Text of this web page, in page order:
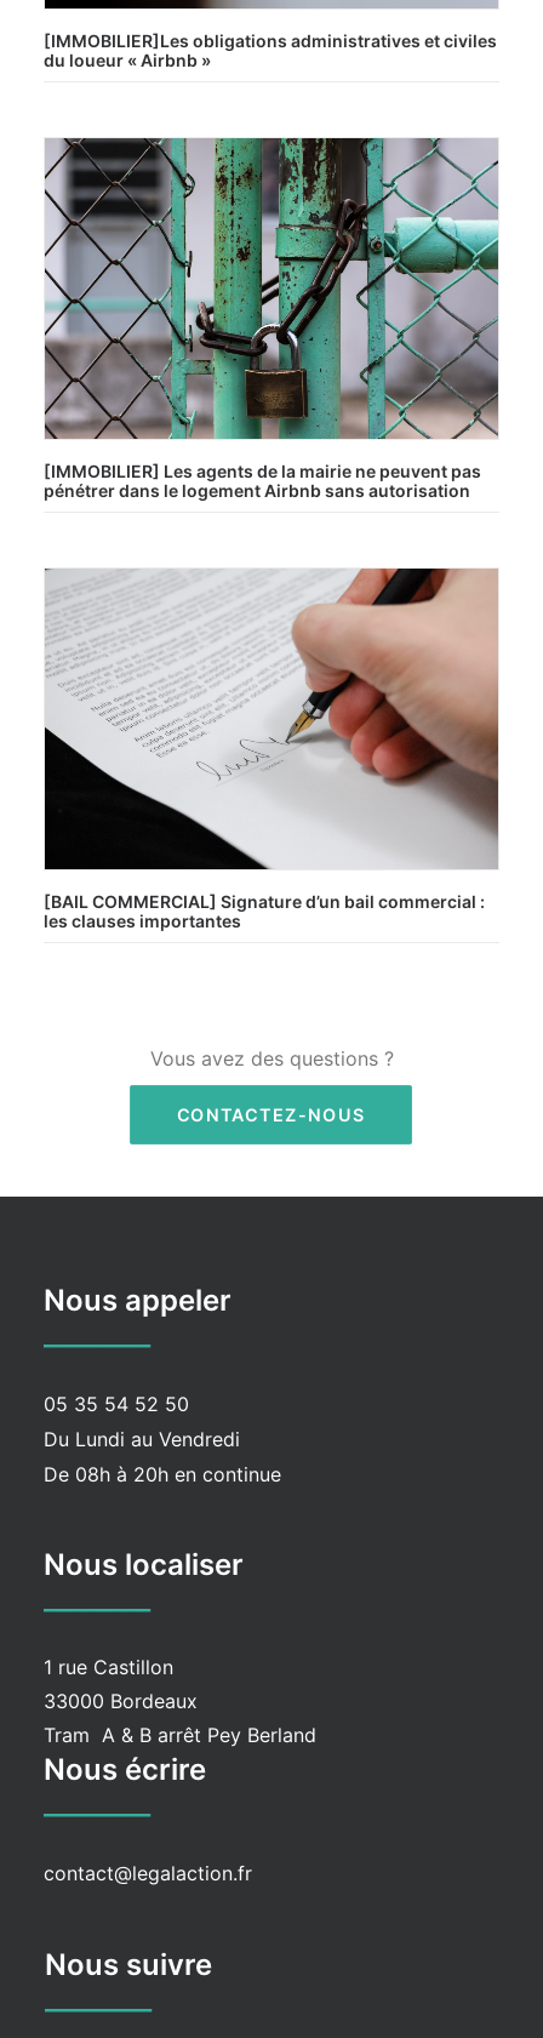
[IMMOBILIER]Les obligations administratives et civiles
du loueur « Airbnb »
[IMMOBILIER] Les agents de la mairie ne peuvent pas
pénétrer dans le logement Airbnb sans autorisation
[BAIL COMMERCIAL] Signature d’un bail commercial :
les clauses importantes
Vous avez des questions ?
CONTACTEZ-NOUS
Nous appeler
05 35 54 52 50
Du Lundi au Vendredi
De 08h à 20h en continue
Nous localiser
1 rue Castillon
33000 Bordeaux
Tram A & B arrêt Pey Berland
Nous écrire
contact@legalaction.fr
Nous suivre